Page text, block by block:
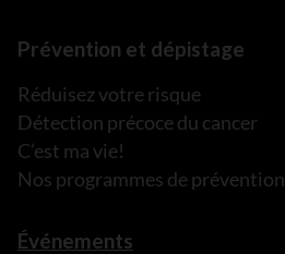
Prévention et dépistage
Réduisez votre risque
Détection précoce du cancer
C’est ma vie!
Nos programmes de prévention
Événements